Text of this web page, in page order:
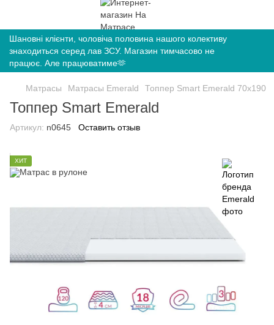
Шановні клієнти, чоловіча половина нашого колективу
знаходиться серед лав ЗСУ. Магазин тимчасово не
працює. Але працюватиме🫶
Матрасы Матрасы Emerald Топпер Smart Emerald 70х190
Топпер Smart Emerald
Артикул: n0645 Оставить отзыв
ХИТ